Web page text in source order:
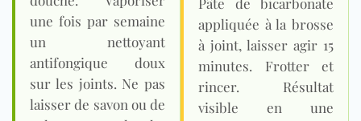
une fois par semaine
un nettoyant
antifongique doux
sur les joints. Ne pas
laisser de savon ou de
appliquée à la brosse
à joint, laisser agir 15
minutes. Frotter et
rincer. Résultat
visible en une